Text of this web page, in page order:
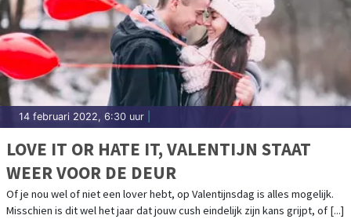
14 februari 2022, 6:30 uur
LOVE IT OR HATE IT, VALENTIJN STAAT
WEER VOOR DE DEUR
Of je nou wel of niet een lover hebt, op Valentijnsdag is alles mogelijk.
Misschien is dit wel het jaar dat jouw cush eindelijk zijn kans grijpt, of [...]